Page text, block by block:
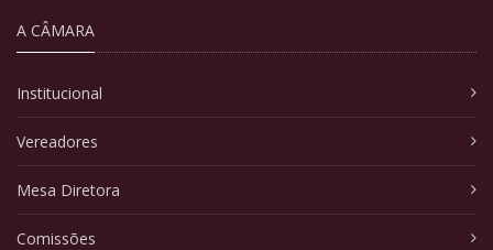
A CÂMARA
Institucional
Vereadores
Mesa Diretora
Comissões